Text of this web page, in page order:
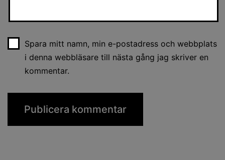
Spara mitt namn, min e-postadress och webbplats
i denna webbläsare till nästa gång jag skriver en
kommentar.